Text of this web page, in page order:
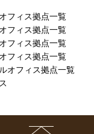
フィス拠点一覧
フィス拠点一覧
フィス拠点一覧
フィス拠点一覧
オフィス拠点一覧